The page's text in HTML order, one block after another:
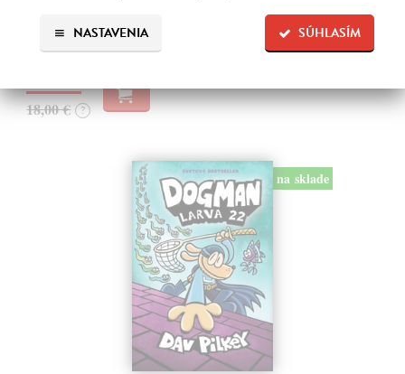
SÚHLASÍM
NASTAVENIA
predstavuje, ako jej hovorí, že ju miluje.
Na sklade
18,00 € ?
na sklade